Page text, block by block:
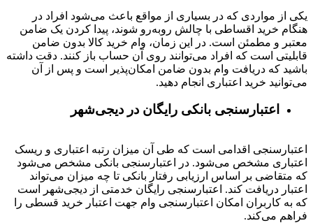
یکی از مواردی که در بسیاری از مواقع باعث می‌شود افراد در
هنگام خرید اقساطی با چالش روبه‌رو شوند، پیدا کردن یک ضامن
معتبر و مطمئن است. در این زمان، وام خرید کالا بدون ضامن
قابلیتی است که افراد می‌توانند روی آن حساب باز کنند. دقت داشته
باشید که دریافت وام بدون ضامن امکان‌پذیر است و پس از آن
می‌توانید خرید اعتباری انجام دهید.
اعتبارسنجی بانکی رایگان در دیجی‌شهر
اعتبارسنجی اقدامی است که طی آن میزان رتبه اعتباری و ریسک
اعتباری مشخص می‌شود. در اعتبارسنجی بانکی مشخص می‌شود
که متقاضی بر اساس ارزیابی رفتار بانکی تا چه میزان می‌تواند
اعتبار دریافت کند. اعتبارسنجی رایگان خدمتی از دیجی‌شهر است
که به کاربران امکان اعتبارسنجی وام جهت اعتبار خرید قسطی را
فراهم می‌کند.